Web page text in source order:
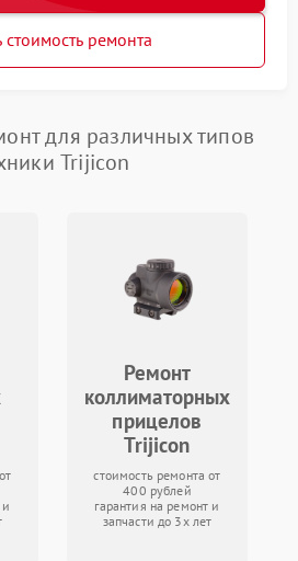
стоимость ремонта
для различных типов
Trijicon
Ремонт
коллиматорных
прицелов
Trijicon
стоимость ремонта от
400 рублей
гарантия на ремонт и
запчасти до 3х лет